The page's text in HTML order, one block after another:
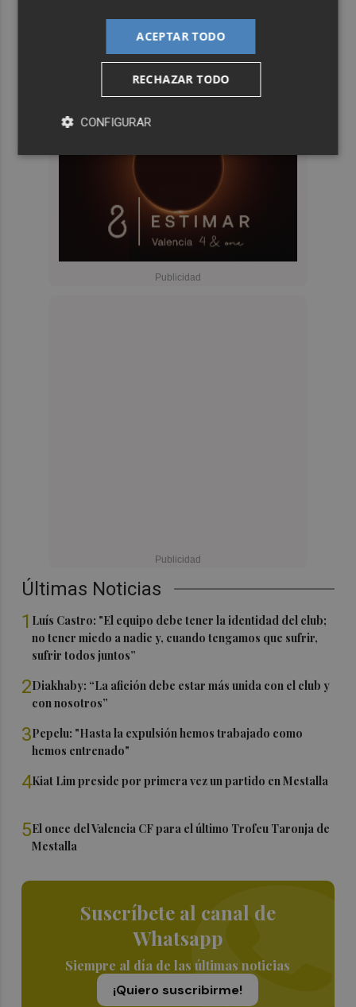
Últimas Noticias
1 Luís Castro: "El equipo debe tener la identidad del club;
no tener miedo a nadie y, cuando tengamos que sufrir,
sufrir todos juntos”
2Diakhaby: “La afición debe estar más unida con el club y
con nosotros”
3Pepelu: "Hasta la expulsión hemos trabajado como
hemos entrenado"
4Kiat Lim preside por primera vez un partido en Mestalla
5El once del Valencia CF para el último Trofeu Taronja de
Mestalla
Suscríbete al canal de
Whatsapp
Siempre al día de las últimas noticias
¡Quiero suscribirme!
ACEPTAR TODO
RECHAZAR TODO
CONFIGURAR